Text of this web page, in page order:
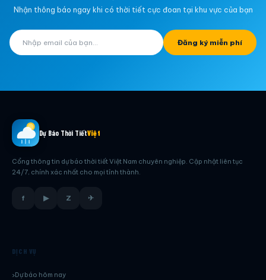
Nhận thông báo ngay khi có thời tiết cực đoan tại khu vực của bạn
Đăng ký miễn phí
Dự Báo Thời TiếtViệt
Cổng thông tin dự báo thời tiết Việt Nam chuyên nghiệp. Cập nhật liên tục
24/7, chính xác nhất cho mọi tỉnh thành.
f ▶ Z ✈
DỊCH VỤ
Dự báo hôm nay